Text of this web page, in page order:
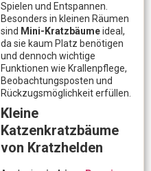
Spielen und Entspannen.
Besonders in kleinen Räumen
sind Mini-Kratzbäumeideal,
da sie kaum Platz benötigen
und dennoch wichtige
Funktionen wie Krallenpflege,
Beobachtungsposten und
Rückzugsmöglichkeit erfüllen.
Kleine
Katzenkratzbäume
von Kratzhelden